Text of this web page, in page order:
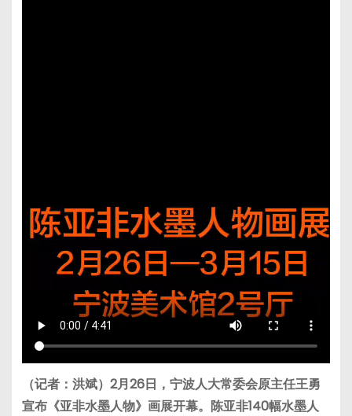
（记者：洪斌）2月26日，宁波人大常委会原主任王勇
宣布《亚非水墨人物》画展开幕。陈亚非140幅水墨人